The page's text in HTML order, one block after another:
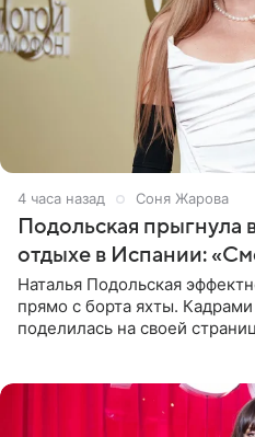
4 часа назад Соня Жарова
Подольская прыгнула
отдыхе в Испании:
Наталья Подольская
прямо с борта яхты. Кадрами
поделилась на своей